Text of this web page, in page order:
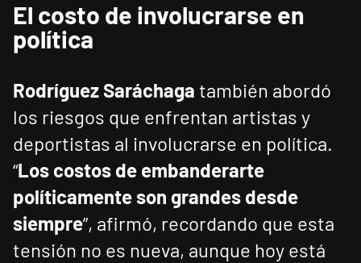
El costo de involucrarse en
política
Rodríguez Saráchaga también abordó
los riesgos que enfrentan artistas y
deportistas al involucrarse en política.
“Los costos de embanderarte
políticamente son grandes desde
siempre”, afirmó, recordando que esta
tensión no es nueva, aunque hoy está